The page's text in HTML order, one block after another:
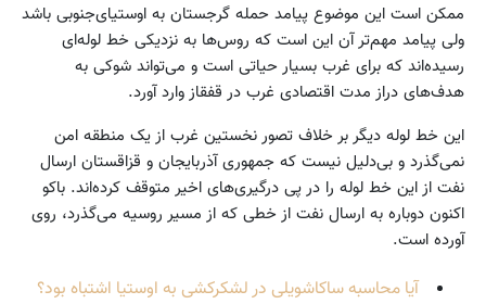
ممکن است این موضوع پیامد حمله گرجستان به اوستیای‌جنوبی باشد
ولی پیامد مهم‌تر آن این است که روس‌ها به نزدیکی خط لوله‌ای
رسیده‌اند که برای غرب بسیار حیاتی است و می‌تواند شوکی به
هدف‌های دراز مدت اقتصادی غرب در قفقاز وارد آورد.
این خط لوله دیگر بر خلاف تصور نخستین غرب از یک منطقه امن
نمی‌گذرد و بی‌دلیل نیست که جمهوری آذربایجان و قزاقستان ارسال
نفت از این خط لوله را در پی درگیری‌های اخیر متوقف کرده‌اند. باکو
اکنون دوباره به ارسال نفت از خطی که از مسیر روسیه می‌گذرد، روی
آورده است.
آیا محاسبه ساکاشویلی در لشکرکشی به اوستیا اشتباه بود؟